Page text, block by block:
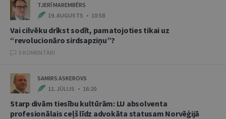
TJERĪ MAREMBĒRS
19. AUGUSTS • 10:58
Vai cilvēku drīkst sodīt, pamatojoties tikai uz
“revolucionāro sirdsapziņu”?
5 KOMENTĀRI
SAMIRS ASKEROVS
11. JŪLIJS • 16:20
Starp divām tiesību kultūrām: LU absolventa
profesionālais ceļš līdz advokāta statusam Norvēģijā